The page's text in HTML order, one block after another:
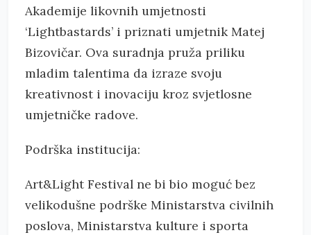
Akademije likovnih umjetnosti
‘Lightbastards’ i priznati umjetnik Matej
Bizovičar. Ova suradnja pruža priliku
mladim talentima da izraze svoju
kreativnost i inovaciju kroz svjetlosne
umjetničke radove.
Podrška institucija:
Art&Light Festival ne bi bio moguć bez
velikodušne podrške Ministarstva civilnih
poslova, Ministarstva kulture i sporta